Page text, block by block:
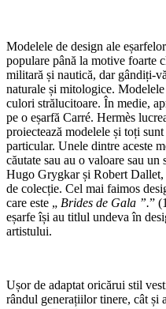
Modelele de design ale
populare până la motive foarte
militară și nautică, dar gândiți-
naturale și mitologice.
culori strălucitoare. În medie,
pe o eșarfă Carré. Hermès
proiectează modelele și toți
particular. Unele dintre aceste
căutate sau au o valoare sau
Hugo Grygkar și Robert Dallet,
de colecție. Cel mai faimos
care este „ Brides de Gala ”.”
eșarfe își au titlul undeva în
artistului.
Ușor de adaptat oricărui stil
rândul generațiilor tinere, cât și